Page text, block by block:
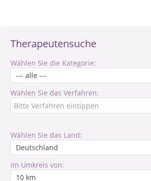
Therapeutensuche
Wählen Sie die Kategorie:
Wählen Sie das Verfahren:
Wählen Sie das Land:
Im Umkreis von: